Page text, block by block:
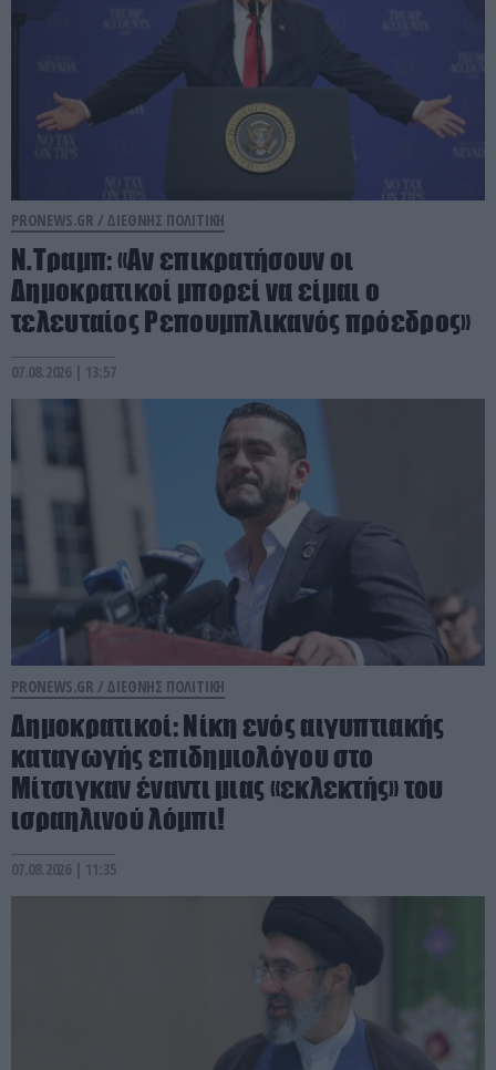
PRONEWS.GR / ΔΙΕΘΝΗΣ ΠΟΛΙΤΙΚΗ
Ν.Τραμπ: «Αν επικρατήσουν οι
Δημοκρατικοί μπορεί να είμαι ο
τελευταίος Ρεπουμπλικανός πρόεδρος»
07.08.2026 | 13:57
PRONEWS.GR / ΔΙΕΘΝΗΣ ΠΟΛΙΤΙΚΗ
Δημοκρατικοί: Νίκη ενός αιγυπτιακής
καταγωγής επιδημιολόγου στο
Μίτσιγκαν έναντι μιας «εκλεκτής» του
ισραηλινού λόμπι!
07.08.2026 | 11:35